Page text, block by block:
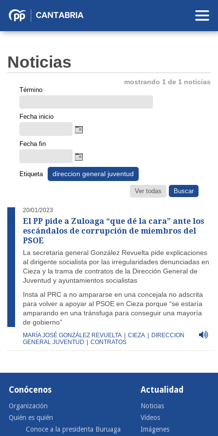
Partido
Cantabria
Noticias
mostrando 1 de 1 noticias
Término
Fecha inicio
Fecha fin
Etiqueta direccion general juventud
Ver todas
20/01/2023
El PP pide a Zuloaga “que dé la cara” ante los
escándalos de corrupción de miembros del
PSOE
La secretaria general González Revuelta pide explicaciones
al dirigente socialista por las irregularidades denunciadas en
Cieza y la trama de contratos de la Dirección General de
Juventud y ayuntamientos socialistas
Insta al PRC a no ampararse en una concejala no adscrita
para volver a apoyar al PSOE en Cieza porque “se estaría
amparando en una tránsfuga para conseguir una mayoría
de gobierno”
MARÍA JOSÉ GONZÁLEZ REVUELTA CIEZA
DIRECCION
GENERAL JUVENTUD
CONTRATOS
Conócenos
Organización
Quién es quién
Conoce a la presidenta Buruaga
Actualidad
Noticias
Vídeos
Imágenes